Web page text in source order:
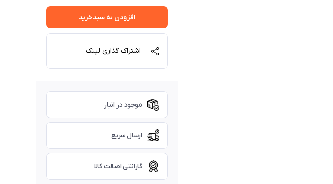
افزودن به سبدخرید
اشتراک گذاری لینک
موجود در انبار
ارسال سریع
گارانتی اصالت کالا